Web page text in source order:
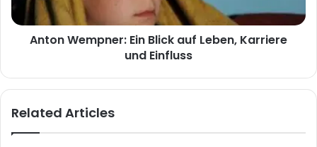
und
Einfluss
Anton Wempner: Ein Blick auf Leben, Karriere
und Einfluss
Related Articles